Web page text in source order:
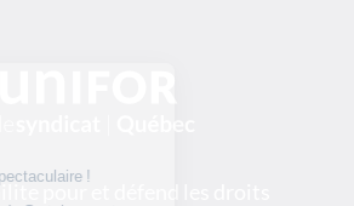
pour et défend les droits